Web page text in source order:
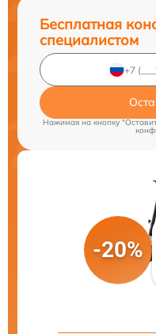
Бесплатная
специалистом
Нажимая на кнопку
-20%